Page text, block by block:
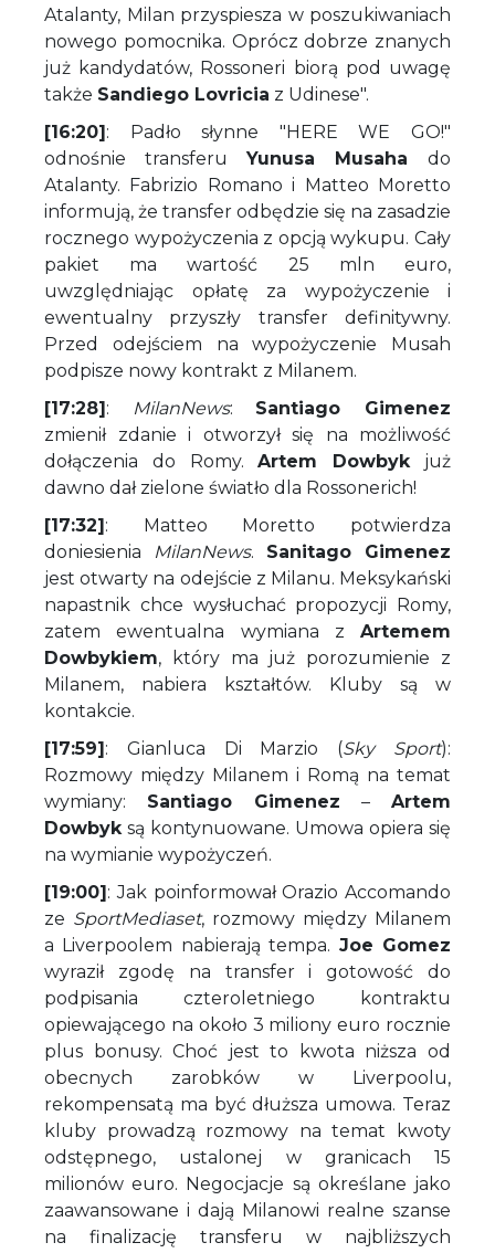
Atalanty, Milan przyspiesza w poszukiwaniach
nowego pomocnika. Oprócz dobrze znanych
już kandydatów, Rossoneri biorą pod uwagę
także Sandiego Lovricia z Udinese".
[16:20]: Padło słynne "HERE WE GO!"
odnośnie transferu Yunusa Musaha do
Atalanty. Fabrizio Romano i Matteo Moretto
informują, że transfer odbędzie się na zasadzie
rocznego wypożyczenia z opcją wykupu. Cały
pakiet ma wartość 25 mln euro,
uwzględniając opłatę za wypożyczenie i
ewentualny przyszły transfer definitywny.
Przed odejściem na wypożyczenie Musah
podpisze nowy kontrakt z Milanem.
[17:28]: MilanNews: Santiago Gimenez
zmienił zdanie i otworzył się na możliwość
dołączenia do Romy.Artem Dowbyk już
dawno dał zielone światło dla Rossonerich!
[17:32]: Matteo Moretto potwierdza
doniesienia
MilanNews. Sanitago Gimenez
jest otwarty na odejście z Milanu. Meksykański
napastnik chce wysłuchać propozycji Romy,
zatem ewentualna wymiana z Artemem
Dowbykiem, który ma już porozumienie z
Milanem, nabiera kształtów. Kluby są w
kontakcie.
[17:59]: Gianluca Di Marzio (Sky Sport):
Rozmowy między Milanem i Romą na temat
wymiany: Santiago Gimenez – Artem
Dowbyk są kontynuowane. Umowa opiera się
na wymianie wypożyczeń.
[19:00]: Jak poinformował Orazio Accomando
ze SportMediaset, rozmowy między Milanem
a Liverpoolem nabierają tempa. Joe Gomez
wyraził zgodę na transfer i gotowość do
podpisania czteroletniego kontraktu
opiewającego na około 3 miliony euro rocznie
plus bonusy. Choć jest to kwota niższa od
obecnych zarobków w Liverpoolu,
rekompensatą ma być dłuższa umowa. Teraz
kluby prowadzą rozmowy na temat kwoty
odstępnego, ustalonej w granicach 15
milionów euro. Negocjacje są określane jako
zaawansowane i dają Milanowi realne szanse
na finalizację transferu w najbliższych